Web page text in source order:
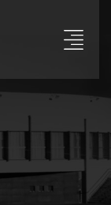
1 to be
mais.php